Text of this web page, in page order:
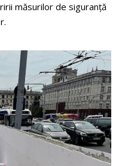
măsurilor de siguranță